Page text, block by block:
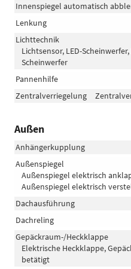
Innenspiegel automatisch
Lenkung
Lichttechnik
Lichtsensor, LED-
Scheinwerfer
Pannenhilfe
Zentralverriegelung
Außen
Anhängerkupplung
Außenspiegel
Außenspiegel elektrisch
Außenspiegel elektrisch
Dachausführung
Dachreling
Gepäckraum-/Heckklappe
Elektrische Heckklappe,
betätigt